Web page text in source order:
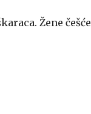
Žene češće